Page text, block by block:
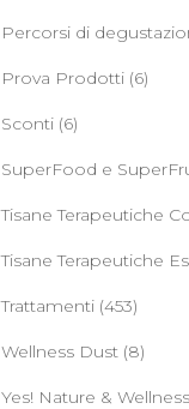
Percorsi di
Prova Prodotti (6)
Sconti (6)
SuperFood e
Tisane Terapeutiche
Tisane Terapeutiche
Trattamenti (453)
Wellness Dust (8)
Yes! Nature & Wellness